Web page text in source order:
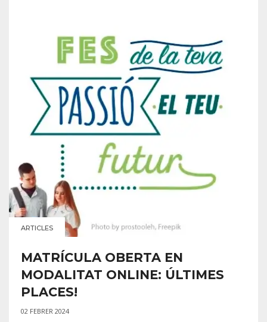
ARTICLES
MATRÍCULA OBERTA EN
MODALITAT ONLINE: ÚLTIMES
PLACES!
02 FEBRER 2024